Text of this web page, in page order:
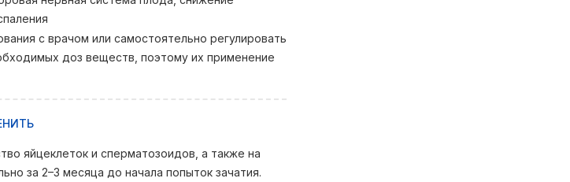
с врачом или самостоятельно регулировать
доз веществ, поэтому их применение
яйцеклеток и сперматозоидов, а также на
за 2–3 месяца до начала попыток зачатия.